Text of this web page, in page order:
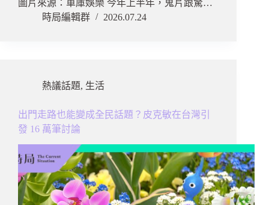
圖片來源：車庫娛樂 今年上半年，鬼片跟驚…
時局編輯群
2026.07.24
熱議話題, 生活
出門走路也能變成全民話題？皮克敏在台灣引
發 16 萬筆討論